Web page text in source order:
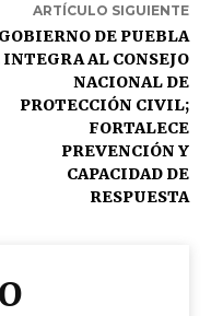
ARTÍCULO SIGUIENTE
GOBIERNO DE PUEBLA
INTEGRA AL CONSEJO
NACIONAL DE
PROTECCIÓN CIVIL;
FORTALECE
PREVENCIÓN Y
CAPACIDAD DE
RESPUESTA